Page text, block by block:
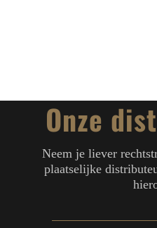
Onze
Neem je liever
plaatselijke